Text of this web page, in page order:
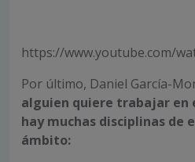
https://www.youtube.com/
Por último, Daniel García-
alguien quiere trabajar en
hay muchas disciplinas de
ámbito: